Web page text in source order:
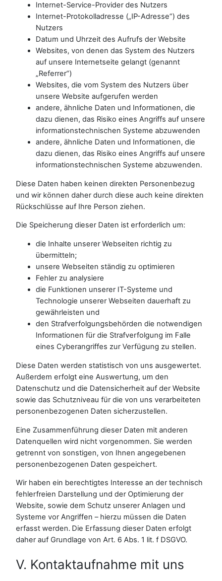
Internet-Service-Provider des Nutzers
Internet-Protokolladresse („IP-Adresse“) des
Nutzers
Datum und Uhrzeit des Aufrufs der Website
Websites, von denen das System des Nutzers
auf unsere Internetseite gelangt (genannt
„Referrer“)
Websites, die vom System des Nutzers über
unsere Website aufgerufen werden
andere, ähnliche Daten und Informationen, die
dazu dienen, das Risiko eines Angriffs auf unsere
informationstechnischen Systeme abzuwenden
andere, ähnliche Daten und Informationen, die
dazu dienen, das Risiko eines Angriffs auf unsere
informationstechnischen Systeme abzuwenden.
Diese Daten haben keinen direkten Personenbezug
und wir können daher durch diese auch keine direkten
Rückschlüsse auf Ihre Person ziehen.
Die Speicherung dieser Daten ist erforderlich um:
die Inhalte unserer Webseiten richtig zu
übermitteln;
unsere Webseiten ständig zu optimieren
Fehler zu analysiere
die Funktionen unserer IT-Systeme und
Technologie unserer Webseiten dauerhaft zu
gewährleisten und
den Strafverfolgungsbehörden die notwendigen
Informationen für die Strafverfolgung im Falle
eines Cyberangriffes zur Verfügung zu stellen.
Diese Daten werden statistisch von uns ausgewertet.
Außerdem erfolgt eine Auswertung, um den
Datenschutz und die Datensicherheit auf der Website
sowie das Schutzniveau für die von uns verarbeiteten
personenbezogenen Daten sicherzustellen.
Eine Zusammenführung dieser Daten mit anderen
Datenquellen wird nicht vorgenommen. Sie werden
getrennt von sonstigen, von Ihnen angegebenen
personenbezogenen Daten gespeichert.
Wir haben ein berechtigtes Interesse an der technisch
fehlerfreien Darstellung und der Optimierung der
Website, sowie dem Schutz unserer Anlagen und
Systeme vor Angriffen – hierzu müssen die Daten
erfasst werden. Die Erfassung dieser Daten erfolgt
daher auf Grundlage von Art. 6 Abs. 1 lit. f DSGVO.
V. Kontaktaufnahme mit uns